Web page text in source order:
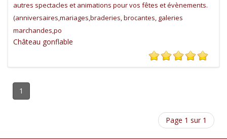
autres spectacles et animations pour vos fêtes et évènements.
(anniversaires,mariages,braderies, brocantes, galeries
marchandes,po
Château gonflable
1
Page 1 sur 1